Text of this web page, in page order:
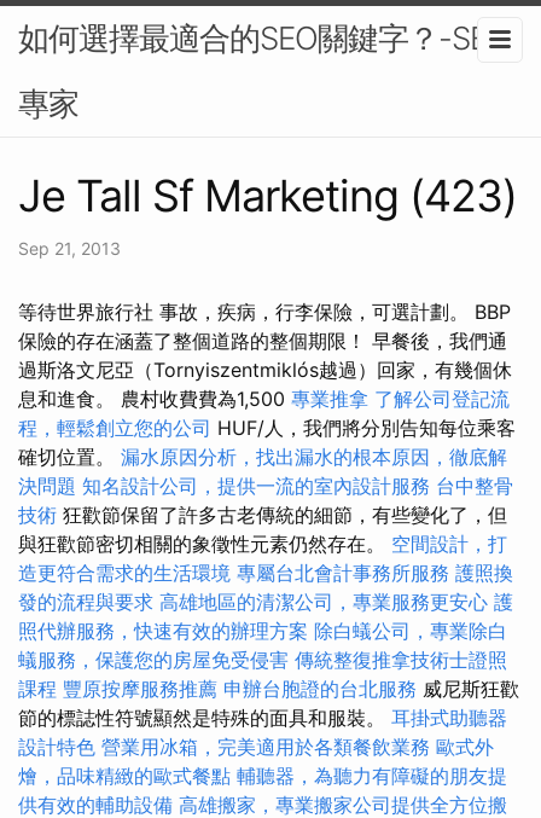
如何選擇最適合的SEO關鍵字？-SEO
專家
Je Tall Sf Marketing (423)
Sep 21, 2013
等待世界旅行社 事故，疾病，行李保險，可選計劃。 BBP
保險的存在涵蓋了整個道路的整個期限！ 早餐後，我們通
過斯洛文尼亞（Tornyiszentmiklós越過）回家，有幾個休
息和進食。 農村收費費為1,500 專業推拿 了解公司登記流
程，輕鬆創立您的公司 HUF/人，我們將分別告知每位乘客
確切位置。 漏水原因分析，找出漏水的根本原因，徹底解
決問題 知名設計公司，提供一流的室內設計服務 台中整骨
技術 狂歡節保留了許多古老傳統的細節，有些變化了，但
與狂歡節密切相關的象徵性元素仍然存在。 空間設計，打
造更符合需求的生活環境 專屬台北會計事務所服務 護照換
發的流程與要求 高雄地區的清潔公司，專業服務更安心 護
照代辦服務，快速有效的辦理方案 除白蟻公司，專業除白
蟻服務，保護您的房屋免受侵害 傳統整復推拿技術士證照
課程 豐原按摩服務推薦 申辦台胞證的台北服務 威尼斯狂歡
節的標誌性符號顯然是特殊的面具和服裝。 耳掛式助聽器
設計特色 營業用冰箱，完美適用於各類餐飲業務 歐式外
燴，品味精緻的歐式餐點 輔聽器，為聽力有障礙的朋友提
供有效的輔助設備 高雄搬家，專業搬家公司提供全方位搬